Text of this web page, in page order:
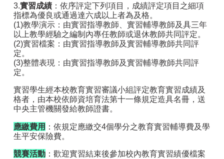
3.實習成績 ：依序評定下列項目，成績評定項目之細項
指標為優良或通過達六成以上者為及格。
(1)教學演示：由實習指導教師、實習輔導教師及具三年
以上教學經驗之編制內專任教師或退休教師共同評定。
(2)實習檔案：由實習指導教師及實習輔導教師共同評
定。
(3)整體表現：由實習指導教師及實習輔導教師共同評
定。
實習學生經本校教育實習審議小組評定教育實習成績及
格者，由本校依師資培育法第十一條規定造具名冊，送
中央主管機關發給教師證書。
應繳費用 ：依規定應繳交4個學分之教育實習輔導費及學
生平安保險費。
競賽活動 ：歡迎實習結束後參加校內教育實習績優檔案